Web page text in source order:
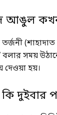
আঙুল
তর্জনী
বলার সময়
দেওয়া হয়।
কি দুইবার